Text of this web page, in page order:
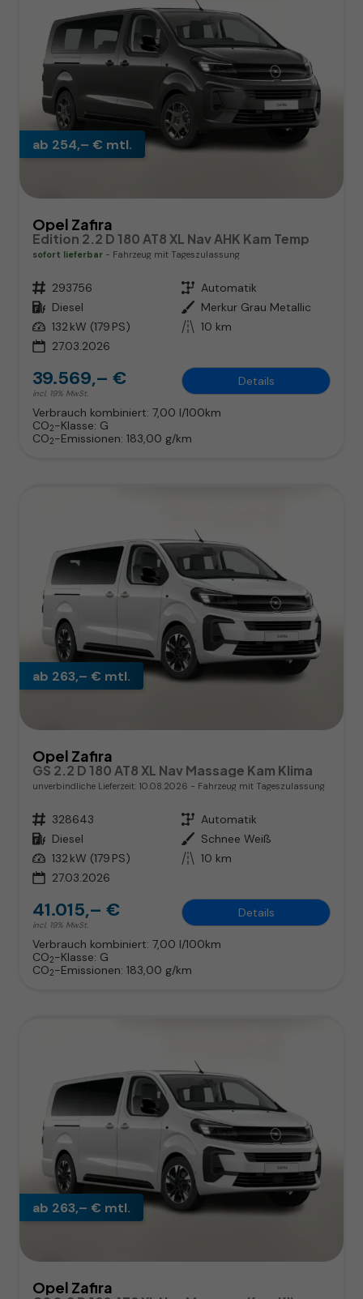
ab 254,– € mtl.
Opel Zafira
Edition 2.2 D 180 AT8 XL Nav AHK Kam Temp
sofort lieferbar Fahrzeug mit Tageszulassung
Fahrzeugnr. 293756 Getriebe Automatik
Kraftstoff Diesel Außenfarbe Merkur Grau Metallic
Leistung 132 kW (179 PS) Kilometerstand 10 km
27.03.2026
39.569,– €
incl. 19% MwSt.
Details
Verbrauch kombiniert: 7,00 l/100km
CO2-Klasse: G
CO2-Emissionen: 183,00 g/km
ab 263,– € mtl.
Opel Zafira
GS 2.2 D 180 AT8 XL Nav Massage Kam Klima
unverbindliche Lieferzeit: 10.08.2026 Fahrzeug mit Tageszulassung
Fahrzeugnr. 328643 Getriebe Automatik
Kraftstoff Diesel Außenfarbe Schnee Weiß
Leistung 132 kW (179 PS) Kilometerstand 10 km
27.03.2026
41.015,– €
incl. 19% MwSt.
Details
Verbrauch kombiniert: 7,00 l/100km
CO2-Klasse: G
CO2-Emissionen: 183,00 g/km
ab 263,– € mtl.
Opel Zafira